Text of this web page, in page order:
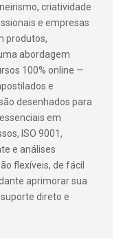
criatividade
e empresas
produtos,
abordagem
100% online —
e
desenhados para
em
ISO 9001,
e análises
flexíveis, de fácil
aprimorar sua
direto e